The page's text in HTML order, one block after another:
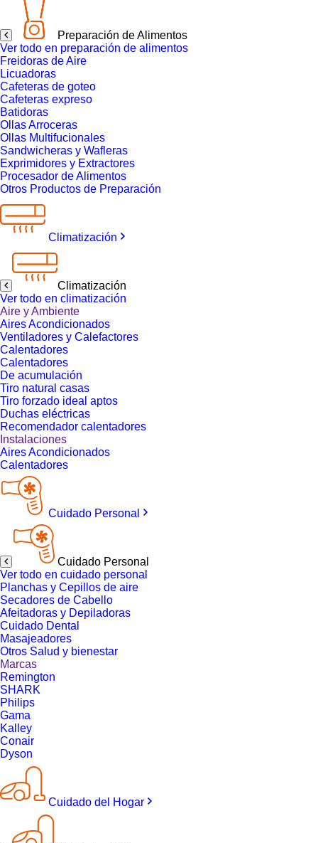
Preparación de Alimentos
Ver todo en preparación de alimentos
Freidoras de Aire
Licuadoras
Cafeteras de goteo
Cafeteras expreso
Batidoras
Ollas Arroceras
Ollas Multifucionales
Sandwicheras y Wafleras
Exprimidores y Extractores
Procesador de Alimentos
Otros Productos de Preparación
Climatización
Climatización
Ver todo en climatización
Aire y Ambiente
Aires Acondicionados
Ventiladores y Calefactores
Calentadores
Calentadores
De acumulación
Tiro natural casas
Tiro forzado ideal aptos
Duchas eléctricas
Recomendador calentadores
Instalaciones
Aires Acondicionados
Calentadores
Cuidado Personal
Cuidado Personal
Ver todo en cuidado personal
Planchas y Cepillos de aire
Secadores de Cabello
Afeitadoras y Depiladoras
Cuidado Dental
Masajeadores
Otros Salud y bienestar
Marcas
Remington
SHARK
Philips
Gama
Kalley
Conair
Dyson
Cuidado del Hogar